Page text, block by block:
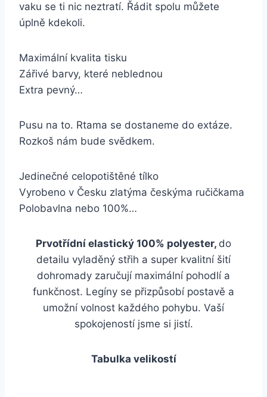
vaku se ti nic neztratí. Řádit spolu můžete
úplně kdekoli.
Maximální kvalita tisku
Zářivé barvy, které neblednou
Extra pevný…
Pusu na to. Rtama se dostaneme do extáze.
Rozkoš nám bude svědkem.
Jedinečné celopotištěné tílko
Vyrobeno v Česku zlatýma českýma ručičkama
Polobavlna nebo 100%…
Prvotřídní elastický 100% polyester, do
detailu vyladěný střih a super kvalitní šití
dohromady zaručují maximální pohodlí a
funkčnost. Legíny se přizpůsobí postavě a
umožní volnost každého pohybu. Vaší
spokojeností jsme si jistí.
Tabulka velikostí